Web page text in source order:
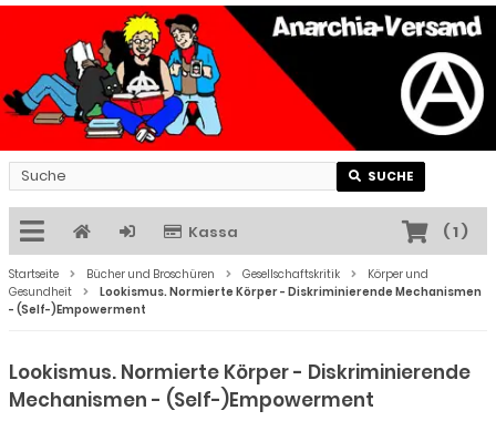
SUCHE
Kassa (1)
Startseite Bücher und Broschüren Gesellschaftskritik
Körper und
Gesundheit
Lookismus. Normierte Körper - Diskriminierende Mechanismen
- (Self-)Empowerment
Lookismus. Normierte Körper - Diskriminierende
Mechanismen - (Self-)Empowerment